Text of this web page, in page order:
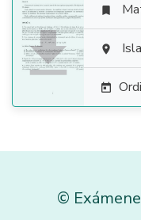




©